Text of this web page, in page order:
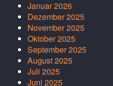
Januar 2026
Dezember 2025
November 2025
Oktober 2025
September 2025
August 2025
Juli 2025
Juni 2025